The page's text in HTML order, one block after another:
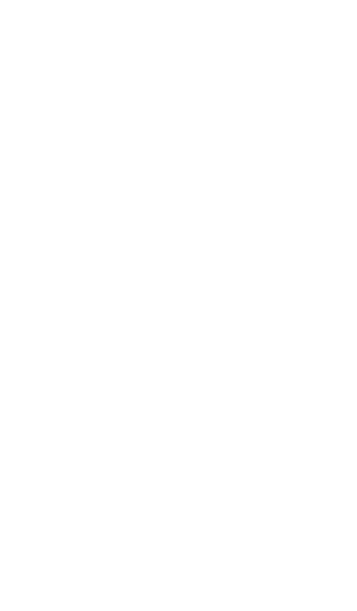
de posse.
Novo
janeiro.
armadas portuguesas ao deixar o território português.
independência.
cumprimentando-o por ocasião do seu aniversário.
enviando pêsames pelo falecimento do chefe da Casa Militar, Comandante Liberal da
Portuguesas.
e das Comunidades Portuguesas.
Camões e das Comunidades Portuguesas.
Comunidades Portuguesas.
e das Comunidades Portuguesas.
Camões e das Comunidades Portuguesas.
de Portugal, de Camões e das Comunidades Portuguesas.
Portuguesas.
e das Comunidades Portuguesas.
Comunidades Portuguesas.
e das Comunidades Portuguesas.
Portuguesas.
de Camões e das Comunidades Portuguesas.
e das Comunidades Portuguesas.
comemoração do Dia de Portugal, de Camões e das Comunidades Portuguesas.